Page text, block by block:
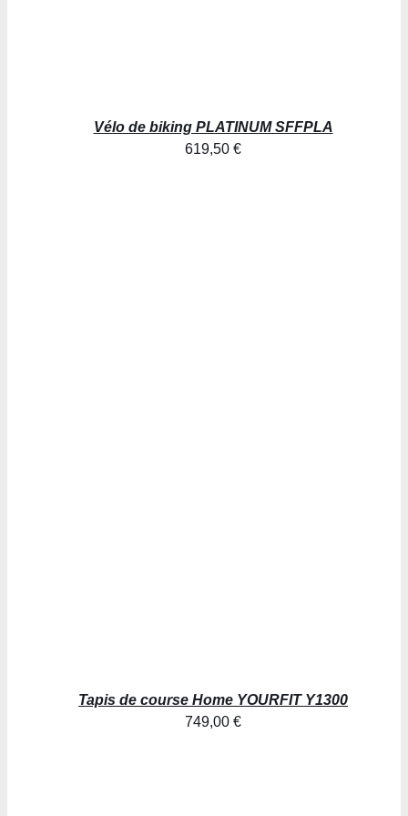
Vélo de biking PLATINUM SFFPLA
619,50 €
Tapis de course Home YOURFIT Y1300
749,00 €